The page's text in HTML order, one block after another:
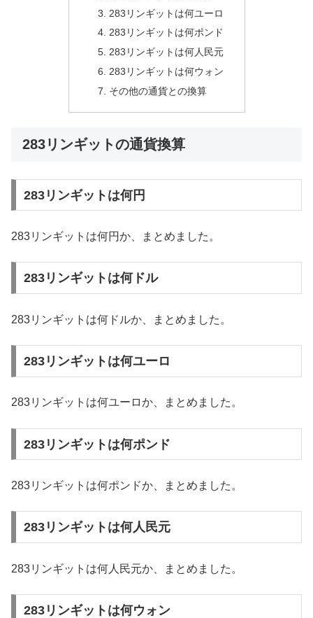
283リンギットは何ユーロ
283リンギットは何ポンド
283リンギットは何人民元
283リンギットは何ウォン
その他の通貨との換算
283リンギットの通貨換算
283リンギットは何円
283リンギットは何円か、まとめました。
283リンギットは何ドル
283リンギットは何ドルか、まとめました。
283リンギットは何ユーロ
283リンギットは何ユーロか、まとめました。
283リンギットは何ポンド
283リンギットは何ポンドか、まとめました。
283リンギットは何人民元
283リンギットは何人民元か、まとめました。
283リンギットは何ウォン